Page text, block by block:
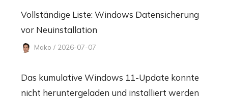
Vollständige Liste: Windows Datensicherung
vor Neuinstallation
Mako / 2026-07-07
Das kumulative Windows 11-Update konnte
nicht heruntergeladen und installiert werden